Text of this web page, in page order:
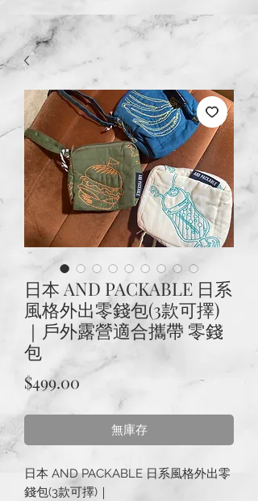
日本 AND PACKABLE 日系
風格外出零錢包(3款可擇)
｜戶外露營適合攜帶 零錢
包
$499.00
無庫存
日本 AND PACKABLE 日系風格外出零
錢包(3款可擇)｜